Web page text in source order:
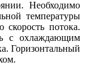
Необходимо
температуры
потока.
с охлаждающим
Горизонтальный